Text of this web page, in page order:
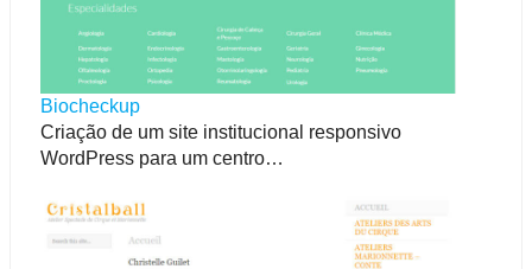
Biocheckup
Criação de um site institucional responsivo
WordPress para um centro…